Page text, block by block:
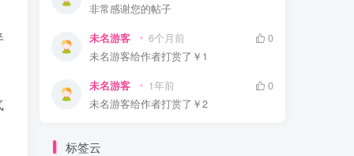
非常感谢您的帖子
未名游客 6个月前
0
未名游客给作者打赏了 ￥1
未名游客 1年前
0
未名游客给作者打赏了 ￥2
标签云